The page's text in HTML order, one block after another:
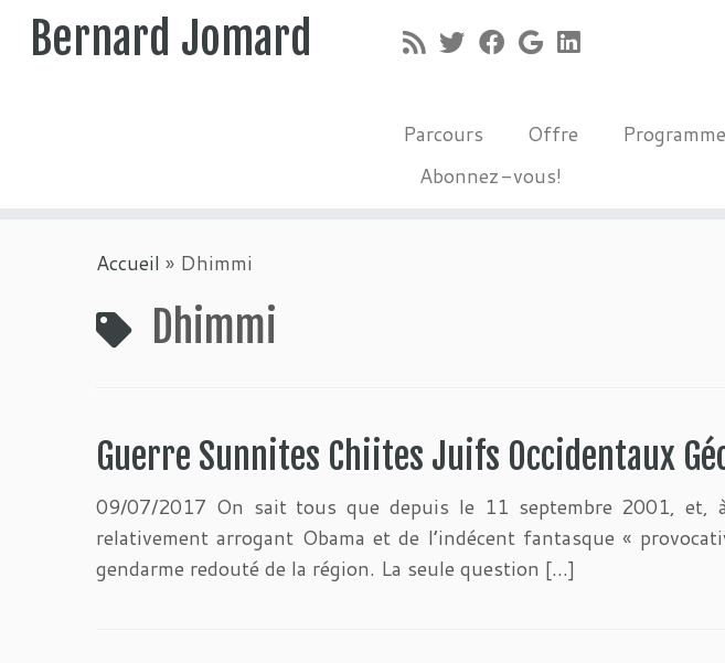
Bernard Jomard
Parcours Offre Programme
Abonnez-vous!
Accueil » Dhimmi
Dhimmi
Guerre Sunnites Chiites Juifs Occidentaux
09/07/2017 On sait tous que depuis le 11 septembre 2001, et,
relativement arrogant Obama et de l’indécent fantasque «
gendarme redouté de la région. La seule question […]